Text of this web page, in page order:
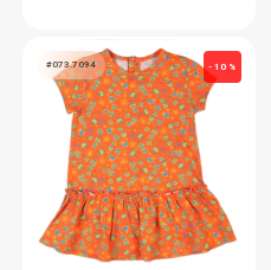
Elbise...Flower Penye
FIYATLARI GÖRMEK IÇIN ÜYE
OLUNUZ
#073.7094